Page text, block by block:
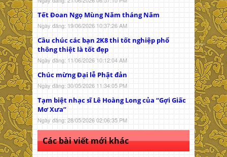
Tết Đoan Ngọ Mùng Năm tháng Năm
Ngày đăng: 19/06/2026 10:37:26 AM
Cầu chúc các bạn 2K8 thi tốt nghiệp phổ
thông thiệt là tốt đẹp
Ngày đăng: 11/06/2026 10:12:04 AM
Chúc mừng Đại lễ Phật đản
Ngày đăng: 30/05/2026 11:34:05 PM
Tạm biệt nhạc sĩ Lê Hoàng Long của “Gợi Giấc
Mơ Xưa”
Ngày đăng: 28/05/2026 02:06:35 PM
Các bài viết mới khác